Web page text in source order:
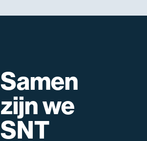
Samen
zijn we
SNT